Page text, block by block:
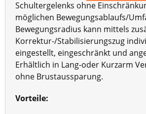
Schultergelenks ohne
möglichen Bewegungsablaufs/
Bewegungsradius kann mittels
Korrektur-/Stabilisierungszug
eingestellt, eingeschränkt und
Erhältlich in Lang-oder Kurzarm
ohne Brustaussparung.
Vorteile: